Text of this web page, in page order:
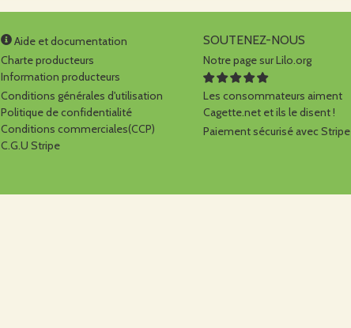
Aide et documentation
Charte producteurs
Information producteurs
Conditions générales d'utilisation
Politique de confidentialité
Conditions commerciales(CCP)
C.G.U Stripe
SOUTENEZ-NOUS
Notre page sur Lilo.org
Les consommateurs aiment
Cagette.net et ils le disent !
Paiement sécurisé avec Stripe